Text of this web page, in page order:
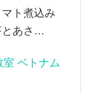
ト煮込み
とあさ…
ベトナム